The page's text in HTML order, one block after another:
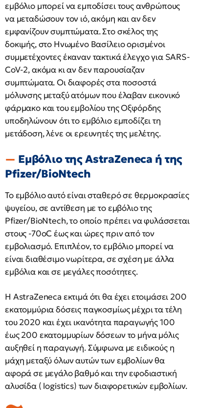
εμβόλιο μπορεί να εμποδίσει τους ανθρώπους
να μεταδώσουν τον ιό, ακόμη και αν δεν
εμφανίζουν συμπτώματα. Στο σκέλος της
δοκιμής, στο Ηνωμένο Βασίλειο ορισμένοι
συμμετέχοντες έκαναν τακτικά έλεγχο για SARS-
CoV-2, ακόμα κι αν δεν παρουσίαζαν
συμπτώματα. Οι διαφορές στα ποσοστά
μόλυνσης μεταξύ ατόμων που έλαβαν εικονικό
φάρμακο και του εμβολίου της Οξφόρδης
υποδηλώνουν ότι το εμβόλιο εμποδίζει τη
μετάδοση, λένε οι ερευνητές της μελέτης.
Εμβόλιο της AstraZeneca ή της
Pfizer/BioNtech
Το εμβόλιο αυτό είναι σταθερό σε θερμοκρασίες
ψυγείου, σε αντίθεση με το εμβόλιο της
Pfizer/BioNtech, το οποίο πρέπει να φυλάσσεται
στους -70oC έως και ώρες πριν από τον
εμβολιασμό. Επιπλέον, το εμβόλιο μπορεί να
είναι διαθέσιμο νωρίτερα, σε σχέση με άλλα
εμβόλια και σε μεγάλες ποσότητες.
Η AstraZeneca εκτιμά ότι θα έχει ετοιμάσει 200 ​​
εκατομμύρια δόσεις παγκοσμίως μέχρι τα τέλη
του 2020 και έχει ικανότητα παραγωγής 100
έως 200 εκατομμυρίων δόσεων το μήνα μόλις
αυξηθεί η παραγωγή. Σύμφωνα με ειδικούς η
μάχη μεταξύ όλων αυτών των εμβολίων θα
αφορά σε μεγάλο βαθμό και την εφοδιαστική
αλυσίδα ( logistics) των διαφορετικών εμβολίων.